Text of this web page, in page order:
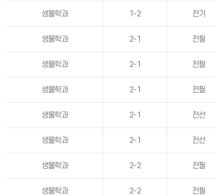
생물학과 1-2 전기
생물학과 2-1 전필
생물학과 2-1 전필
생물학과 2-1 전필
생물학과 2-1 전선
생물학과 2-1 전선
생물학과 2-2 전필
생물학과 2-2 전필